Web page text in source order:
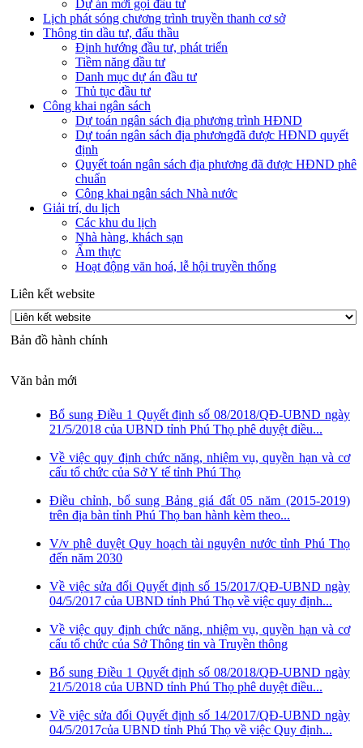
Dự án mời gọi đầu tư
Lịch phát sóng chương trình truyền thanh cơ sở
Thông tin dầu tư, đấu thầu
Định hướng đầu tư, phát triển
Tiềm năng đầu tư
Danh mục dự án đầu tư
Thủ tục đầu tư
Công khai ngân sách
Dự toán ngân sách địa phương trình HĐND
Dự toán ngân sách địa phươngđã được HĐND quyết
định
Quyết toán ngân sách địa phương đã được HĐND phê
chuẩn
Công khai ngân sách Nhà nước
Giải trí, du lịch
Các khu du lịch
Nhà hàng, khách sạn
Ẩm thực
Hoạt động văn hoá, lễ hội truyền thống
Liên kết website
Bản đồ hành chính
Văn bản mới
Bổ sung Điều 1 Quyết định số 08/2018/QĐ-UBND ngày
21/5/2018 của UBND tỉnh Phú Thọ phê duyệt điều...
Về việc quy định chức năng, nhiệm vụ, quyền hạn và cơ
cấu tổ chức của Sở Y tế tỉnh Phú Thọ
Điều chỉnh, bổ sung Bảng giá đất 05 năm (2015-2019)
trên địa bàn tỉnh Phú Thọ ban hành kèm theo...
V/v phê duyệt Quy hoạch tài nguyên nước tỉnh Phú Thọ
đến năm 2030
Về việc sửa đổi Quyết định số 15/2017/QĐ-UBND ngày
04/5/2017 của UBND tỉnh Phú Thọ về việc quy định...
Về việc quy định chức năng, nhiệm vụ, quyền hạn và cơ
cấu tổ chức của Sở Thông tin và Truyền thông
Bổ sung Điều 1 Quyết định số 08/2018/QĐ-UBND ngày
21/5/2018 của UBND tỉnh Phú Thọ phê duyệt điều...
Về việc sửa đổi Quyết định số 14/2017/QĐ-UBND ngày
04/5/2017của UBND tỉnh Phú Thọ về việc Quy định...